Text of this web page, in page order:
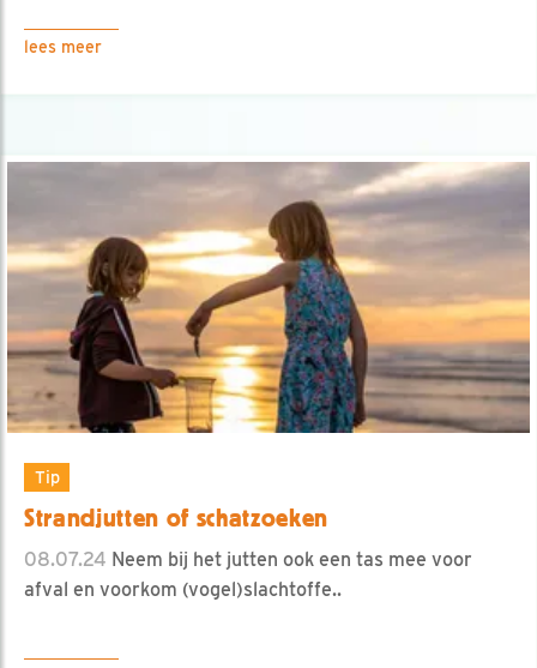
lees meer
Tip
Strandjutten of schatzoeken
08.07.24 Neem bij het jutten ook een tas mee voor
afval en voorkom (vogel)slachtoffe..